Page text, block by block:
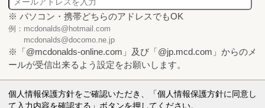
※ パソコン・携帯どちらのアドレスでもOK
例：mcdonalds@hotmail.com
mcdonalds@docomo.ne.jp
※「@mcdonalds-online.com」及び「@jp.mcd.com」からのメ
ールが受信出来るよう設定をお願いします。
個人情報保護方針をご確認いただき、「個人情報保護方針に同意し
て入力内容を確認する」ボタンを押してください。